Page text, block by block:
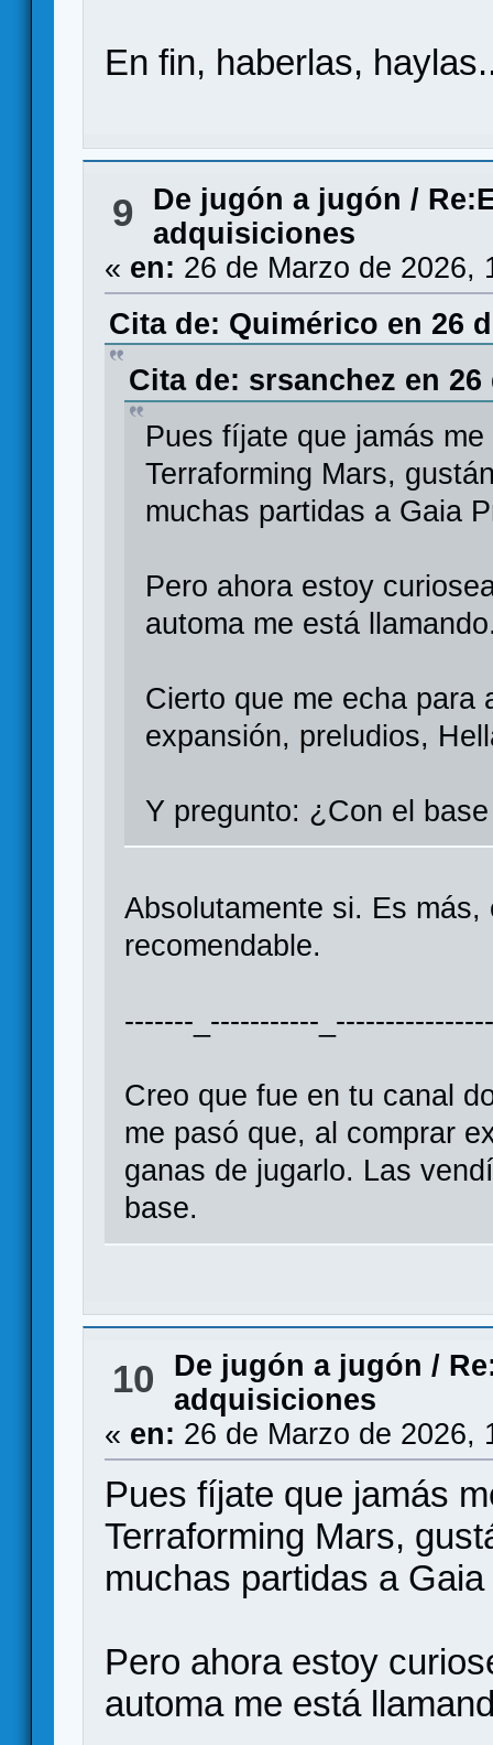
En fin, haberlas,
9 De jugón a jugón /
adquisiciones
« en: 26 de Marzo de 2026,
Cita de: Quimérico en 26
Cita de: srsanchez en 26
Pues fíjate que jamás
Terraforming Mars,
muchas partidas a Gaia
Pero ahora estoy
automa me está
Cierto que me echa para
expansión, preludios,
Y pregunto: ¿Con el
Absolutamente si. Es
recomendable.
-------_-----------
Creo que fue en tu canal
me pasó que, al comprar
ganas de jugarlo. Las
base.
10 De jugón a jugón /
adquisiciones
« en: 26 de Marzo de 2026,
Pues fíjate que jamás
Terraforming Mars,
muchas partidas a
Pero ahora estoy
automa me está